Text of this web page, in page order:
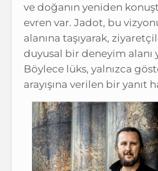
ve doğanın yeniden
evren var. Jadot, bu
alanına taşıyarak,
duyusal bir deneyim alanı
Böylece lüks, yalnızca
arayışına verilen bir yanıt